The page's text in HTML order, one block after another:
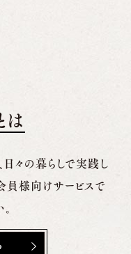
は
日々の暮らしで実践し
員様向けサービスで